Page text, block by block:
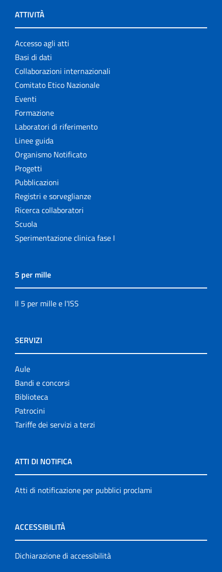
ATTIVITÀ
Accesso agli atti
Basi di dati
Collaborazioni internazionali
Comitato Etico Nazionale
Eventi
Formazione
Laboratori di riferimento
Linee guida
Organismo Notificato
Progetti
Pubblicazioni
Registri e sorveglianze
Ricerca collaboratori
Scuola
Sperimentazione clinica fase I
5 per mille
Il 5 per mille e l'ISS
SERVIZI
Aule
Bandi e concorsi
Biblioteca
Patrocini
Tariffe dei servizi a terzi
ATTI DI NOTIFICA
Atti di notificazione per pubblici proclami
ACCESSIBILITÀ
Dichiarazione di accessibilità